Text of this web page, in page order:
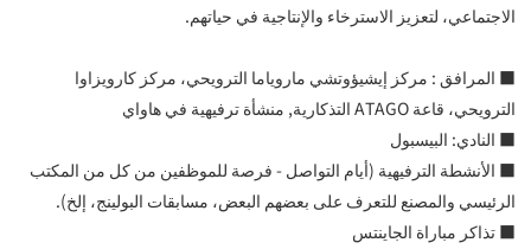
الاجتماعي، لتعزيز الاسترخاء والإنتاجية في حياتهم.
■ المرافق : مركز إيشيؤوتشي ماروياما الترويحي، مركز كارويزاوا
الترويحي، قاعة ATAGO التذكارية, منشأة ترفيهية في هاواي
■ النادي: البيسبول
■ الأنشطة الترفيهية (أيام التواصل - فرصة للموظفين من كل من المكتب
الرئيسي والمصنع للتعرف على بعضهم البعض، مسابقات البولينج، إلخ).
■ تذاكر مباراة الجاينتس